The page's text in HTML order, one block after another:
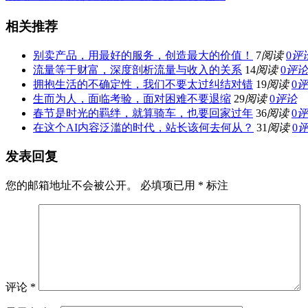
相关推荐
别卖产品，用最好的服务，创造最大的价值！ 7阅读 0评
流量等于财富，深度剖析流量与收入的关系 14阅读 0评论
拥抱生活的不确定性，我们不要太过纠结对错 19阅读 0
生而为人，面临考验，面对困难不要退缩 29阅读 0评论
春节是时光的羁绊，就算骑车，也要回家过年 36阅读 0
在这个AI内容泛滥的时代，站长该何去何从？ 31 阅读 0
发表回复
您的邮箱地址不会被公开。 必填项已用 * 标注
评论 *